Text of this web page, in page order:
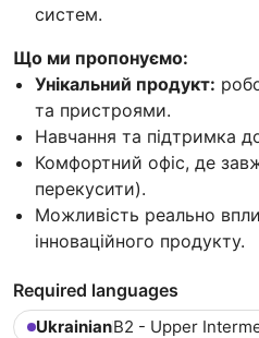
систем.
Що ми пропонуємо:
Унікальний продукт:
та пристроями.
Навчання та підтримка
Комфортний офіс, де
перекусити).
Можливість реально
інноваційного продукту.
Required languages
UkrainianB2 - Upper